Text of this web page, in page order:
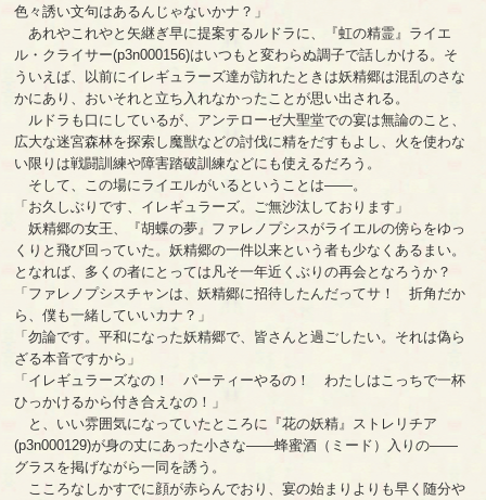
色々誘い文句はあるんじゃないかナ？」
あれやこれやと矢継ぎ早に提案するルドラに、『虹の精霊』ライエ
ル・クライサー(p3n000156)はいつもと変わらぬ調子で話しかける。そ
ういえば、以前にイレギュラーズ達が訪れたときは妖精郷は混乱のさな
かにあり、おいそれと立ち入れなかったことが思い出される。
ルドラも口にしているが、アンテローゼ大聖堂での宴は無論のこと、
広大な迷宮森林を探索し魔獣などの討伐に精をだすもよし、火を使わな
い限りは戦闘訓練や障害踏破訓練などにも使えるだろう。
そして、この場にライエルがいるということは――。
「お久しぶりです、イレギュラーズ。ご無沙汰しております」
妖精郷の女王、『胡蝶の夢』ファレノプシスがライエルの傍らをゆっ
くりと飛び回っていた。妖精郷の一件以来という者も少なくあるまい。
となれば、多くの者にとっては凡そ一年近くぶりの再会となろうか？
「ファレノプシスチャンは、妖精郷に招待したんだってサ！ 折角だか
ら、僕も一緒していいカナ？」
「勿論です。平和になった妖精郷で、皆さんと過ごしたい。それは偽ら
ざる本音ですから」
「イレギュラーズなの！ パーティーやるの！ わたしはこっちで一杯
ひっかけるから付き合えなの！」
と、いい雰囲気になっていたところに『花の妖精』ストレリチア
(p3n000129)が身の丈にあった小さな――蜂蜜酒（ミード）入りの――
グラスを掲げながら一同を誘う。
こころなしかすでに顔が赤らんでおり、宴の始まりよりも早く随分や